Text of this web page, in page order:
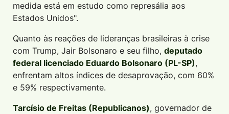
medida está em estudo como represália aos
Estados Unidos".
Quanto às reações de lideranças brasileiras à crise
com Trump, Jair Bolsonaro e seu filho, deputado
federal licenciado Eduardo Bolsonaro (PL-SP),
enfrentam altos índices de desaprovação, com 60%
e 59% respectivamente.
Tarcísio de Freitas (Republicanos), governador de